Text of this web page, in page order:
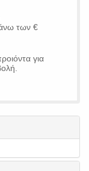
των €
για